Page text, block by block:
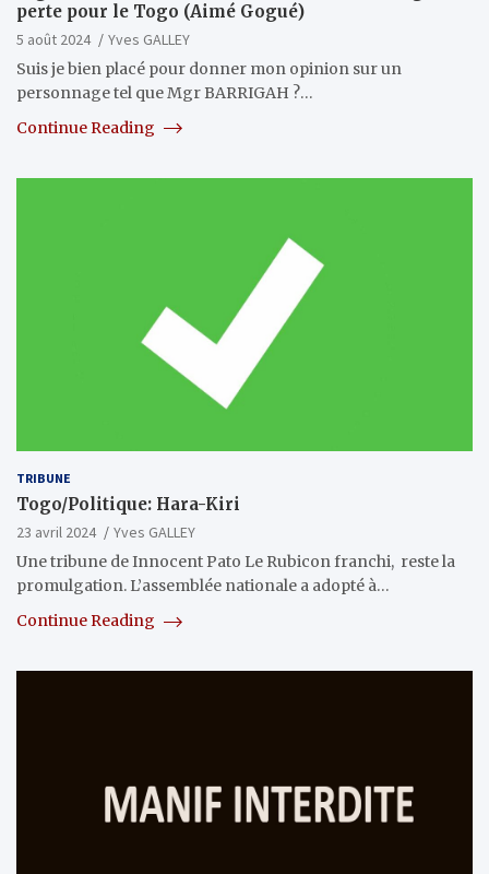
perte pour le Togo (Aimé Gogué)
5 août 2024
Yves GALLEY
Suis je bien placé pour donner mon opinion sur un
personnage tel que Mgr BARRIGAH ?…
Continue Reading
TRIBUNE
Togo/Politique: Hara-Kiri
23 avril 2024
Yves GALLEY
Une tribune de Innocent Pato Le Rubicon franchi, reste la
promulgation. L’assemblée nationale a adopté à…
Continue Reading